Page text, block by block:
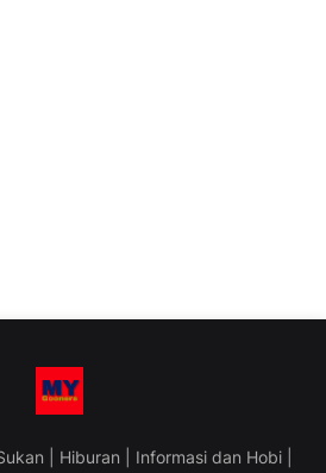
| Hiburan | Informasi dan Hobi |